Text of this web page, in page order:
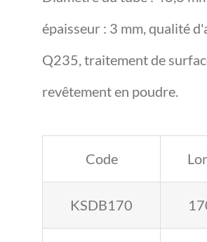
épaisseur : 3 mm, qualité
Q235, traitement de
revêtement en poudre.
Code
KSDB170